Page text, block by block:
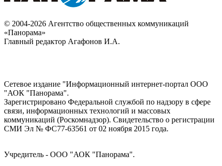
© 2004-2026 Агентство общественных коммуникаций
«Панорама»
Главный редактор Агафонов И.А.
Сетевое издание "Информационный интернет-портал ООО
"АОК "Панорама".
Зарегистрировано Федеральной службой по надзору в сфере
связи, информационных технологий и массовых
коммуникаций (Роскомнадзор). Cвидетельство о регистрации
СМИ Эл № ФС77-63561 от 02 ноября 2015 года.
Учредитель - ООО "АОК "Панорама".